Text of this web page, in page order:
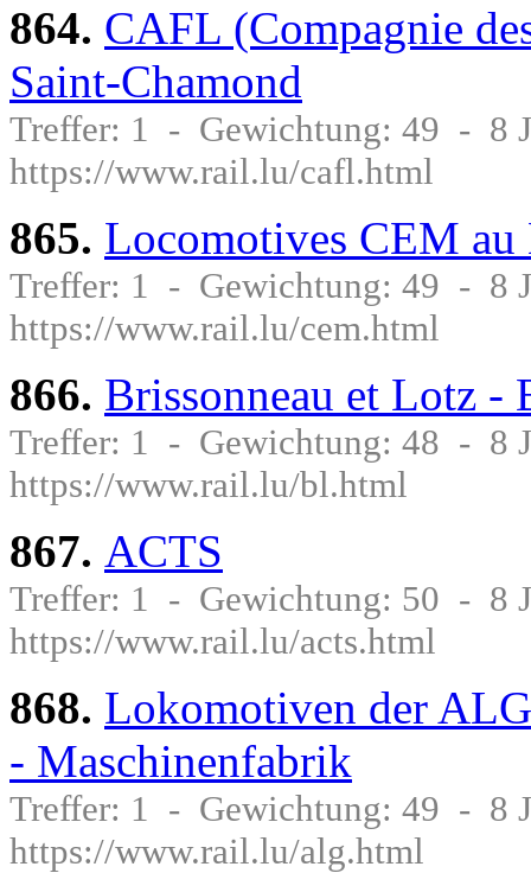
864. CAFL (Compagnie
Saint-Chamond
Treffer: 1 - Gewichtung: 49 - 8
https://www.rail.lu/cafl.html
865. Locomotives CEM
Treffer: 1 - Gewichtung: 49 - 8
https://www.rail.lu/cem.html
866. Brissonneau et Lotz -
Treffer: 1 - Gewichtung: 48 - 8
https://www.rail.lu/bl.html
867. ACTS
Treffer: 1 - Gewichtung: 50 - 8
https://www.rail.lu/acts.html
868. Lokomotiven der
- Maschinenfabrik
Treffer: 1 - Gewichtung: 49 - 8
https://www.rail.lu/alg.html